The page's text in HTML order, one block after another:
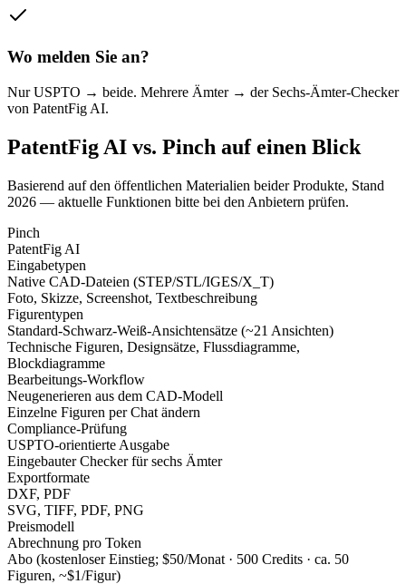
Wo melden Sie an?
Nur USPTO → beide. Mehrere Ämter → der Sechs-Ämter-Checker
von PatentFig AI.
PatentFig AI vs. Pinch auf einen Blick
Basierend auf den öffentlichen Materialien beider Produkte, Stand
2026 — aktuelle Funktionen bitte bei den Anbietern prüfen.
Pinch
PatentFig AI
Eingabetypen
Native CAD-Dateien (STEP/STL/IGES/X_T)
Foto, Skizze, Screenshot, Textbeschreibung
Figurentypen
Standard-Schwarz-Weiß-Ansichtensätze (~21 Ansichten)
Technische Figuren, Designsätze, Flussdiagramme,
Blockdiagramme
Bearbeitungs-Workflow
Neugenerieren aus dem CAD-Modell
Einzelne Figuren per Chat ändern
Compliance-Prüfung
USPTO-orientierte Ausgabe
Eingebauter Checker für sechs Ämter
Exportformate
DXF, PDF
SVG, TIFF, PDF, PNG
Preismodell
Abrechnung pro Token
Abo (kostenloser Einstieg; $50/Monat · 500 Credits · ca. 50
Figuren, ~$1/Figur)